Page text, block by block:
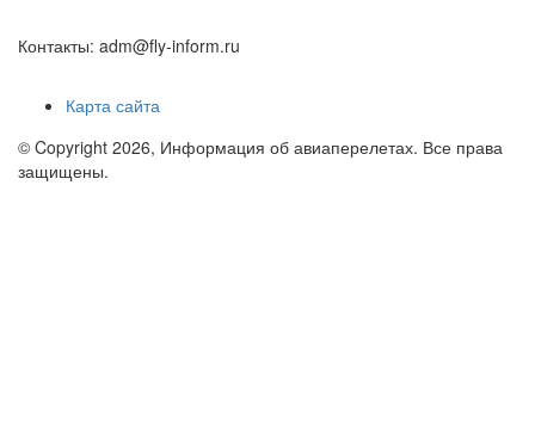
Контакты: adm@fly-inform.ru
Карта сайта
© Copyright 2026, Информация об авиаперелетах. Все права
защищены.